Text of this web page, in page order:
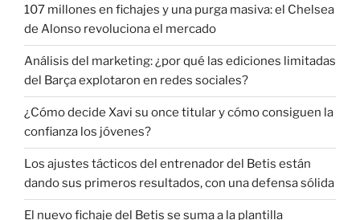
107 millones en fichajes y una purga masiva: el Chelsea
de Alonso revoluciona el mercado
Análisis del marketing: ¿por qué las ediciones limitadas
del Barça explotaron en redes sociales?
¿Cómo decide Xavi su once titular y cómo consiguen la
confianza los jóvenes?
Los ajustes tácticos del entrenador del Betis están
dando sus primeros resultados, con una defensa sólida
El nuevo fichaje del Betis se suma a la plantilla